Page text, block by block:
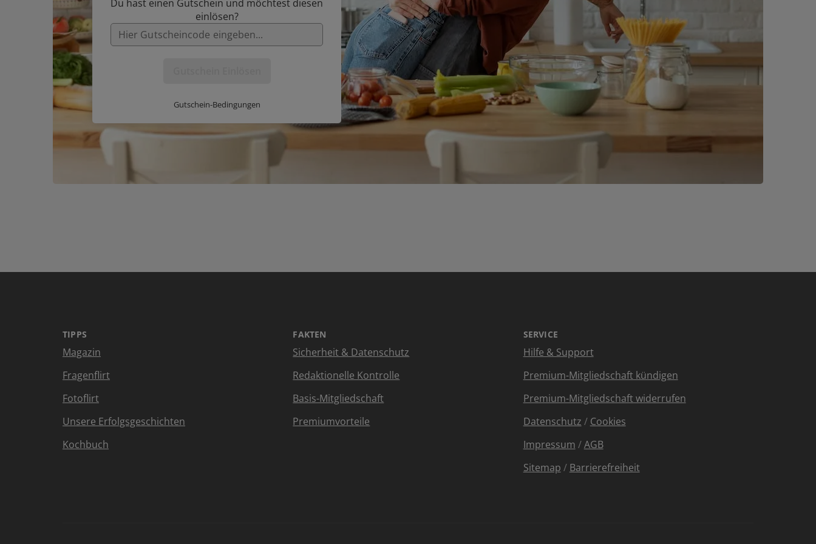
Du hast einen Gutschein und möchtest diesen
einlösen?
Gutschein-Bedingungen
TIPPS
Magazin
Fragenflirt
Fotoflirt
Unsere Erfolgsgeschichten
Kochbuch
FAKTEN
Sicherheit & Datenschutz
Redaktionelle Kontrolle
Basis-Mitgliedschaft
Premiumvorteile
SERVICE
Hilfe & Support
Premium-Mitgliedschaft kündigen
Premium-Mitgliedschaft widerrufen
Datenschutz / Cookies
Impressum /AGB
Sitemap / Barrierefreiheit